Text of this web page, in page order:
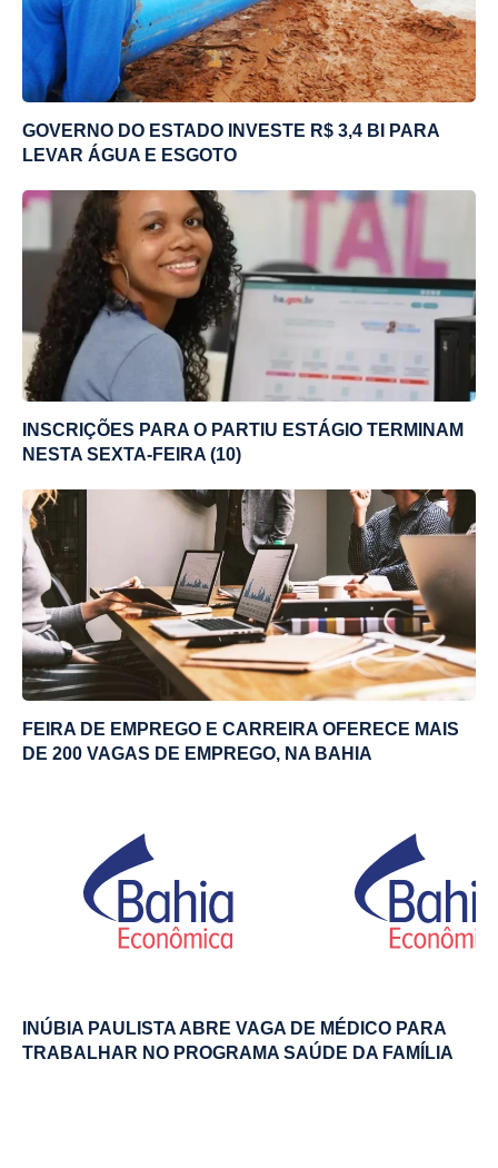
GOVERNO DO ESTADO INVESTE R$ 3,4 BI PARA
LEVAR ÁGUA E ESGOTO
INSCRIÇÕES PARA O PARTIU ESTÁGIO TERMINAM
NESTA SEXTA-FEIRA (10)
FEIRA DE EMPREGO E CARREIRA OFERECE MAIS
DE 200 VAGAS DE EMPREGO, NA BAHIA
INÚBIA PAULISTA ABRE VAGA DE MÉDICO PARA
TRABALHAR NO PROGRAMA SAÚDE DA FAMÍLIA